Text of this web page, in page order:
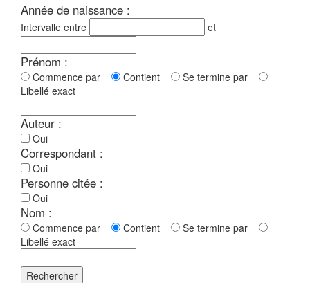
Année de naissance :
Intervalle entre et
Prénom :
Commence par Contient
Se termine par
Libellé exact
Auteur :
Oui
Correspondant :
Oui
Personne citée :
Oui
Nom :
Commence par Contient
Se termine par
Libellé exact
Rechercher